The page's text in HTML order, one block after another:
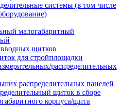
системы (в том числе
малогабаритный
щитков
для стройплощадки
распределительных
распределительных панелей
щиток в сборе
корпуса/щита